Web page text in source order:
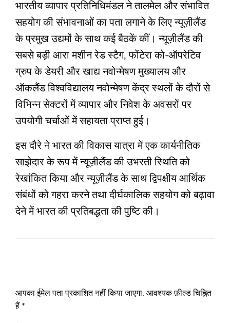
भारतीय व्यापार प्रतिनिधिमंडल ने तालमेल और संभावित
सहयोग की संभावनाओं का पता लगाने के लिए न्यूज़ीलैंड
के प्रमुख उद्यमों के साथ कई बैठकें कीं। न्यूज़ीलैंड की
सबसे बड़ी आरा मशीन रेड स्टैग, फोंटेरा को-ऑपरेटिव
ग्रुप के डेयरी और खाद्य नवोन्‍मेषण मुख्यालय और
ऑकलैंड विश्वविद्यालय नवोन्‍मेषण केंद्र स्थलों के दौरों से
विभिन्न सेक्‍टरों में व्यापार और निवेश के अवसरों पर
उपयोगी चर्चाओं में सहायता प्राप्‍त हुई।
इस दौरे ने भारत की विकास यात्रा में एक कार्यनीतिक
साझेदार के रूप में न्यूज़ीलैंड की उभरती स्थिति को
रेखांकित किया और न्यूज़ीलैंड के साथ द्विपक्षीय आर्थिक
संबंधों को गहरा करने तथा दीर्घकालिक सहयोग को बढ़ावा
देने में भारत की प्रतिबद्धता की पुष्टि की।
आपका ईमेल पता प्रकाशित नहीं किया जाएगा. आवश्यक फ़ील्ड चिह्नित
हैं *